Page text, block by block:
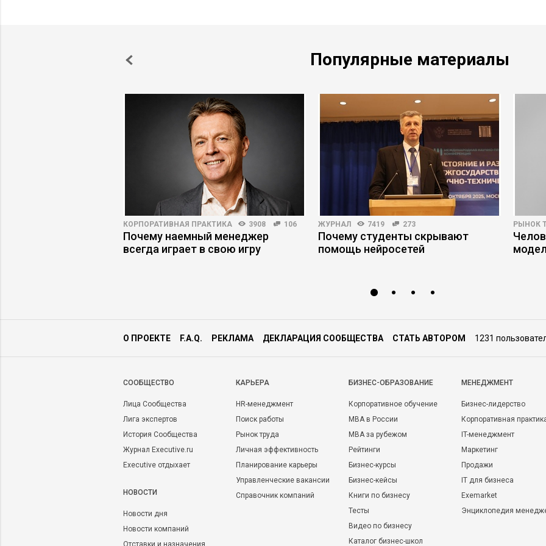
Популярные материалы
КОРПОРАТИВНАЯ ПРАКТИКА 3908 106
Почему наемный менеджер
всегда играет в свою игру
ЖУРНАЛ 7419 273
Почему студенты скрывают
помощь нейросетей
РЫНОК
О ПРОЕКТЕ F.A.Q. РЕКЛАМА ДЕКЛАРАЦИЯ СООБЩЕСТВА СТАТЬ АВТОРОМ 1231
CООБЩЕСТВО
Лица Сообщества
Лига экспертов
История Сообщества
Журнал Executive.ru
Executive отдыхает
НОВОСТИ
Новости дня
Новости компаний
Отставки и назначения
КАРЬЕРА
HR-менеджмент
Поиск работы
Рынок труда
Личная эффективность
Планирование карьеры
Управленческие вакансии
Справочник компаний
БИЗНЕС-ОБРАЗОВАНИЕ
Корпоративное обучение
MBA в России
MBA за рубежом
Рейтинги
Бизнес-курсы
Бизнес-кейсы
Книги по бизнесу
Тесты
Видео по бизнесу
Каталог бизнес-школ
МЕНЕДЖМЕНТ
Бизнес-лидерство
Корпоративная
IT-менеджмент
Маркетинг
Продажи
IT для бизнеса
Exemarket
Энциклопедия